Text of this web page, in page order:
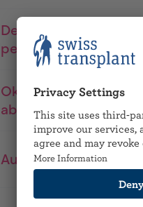
Dezember 2022 -
perseveranze
Oktober 2022 - SRF
abläuft
August 2022 - «Nur